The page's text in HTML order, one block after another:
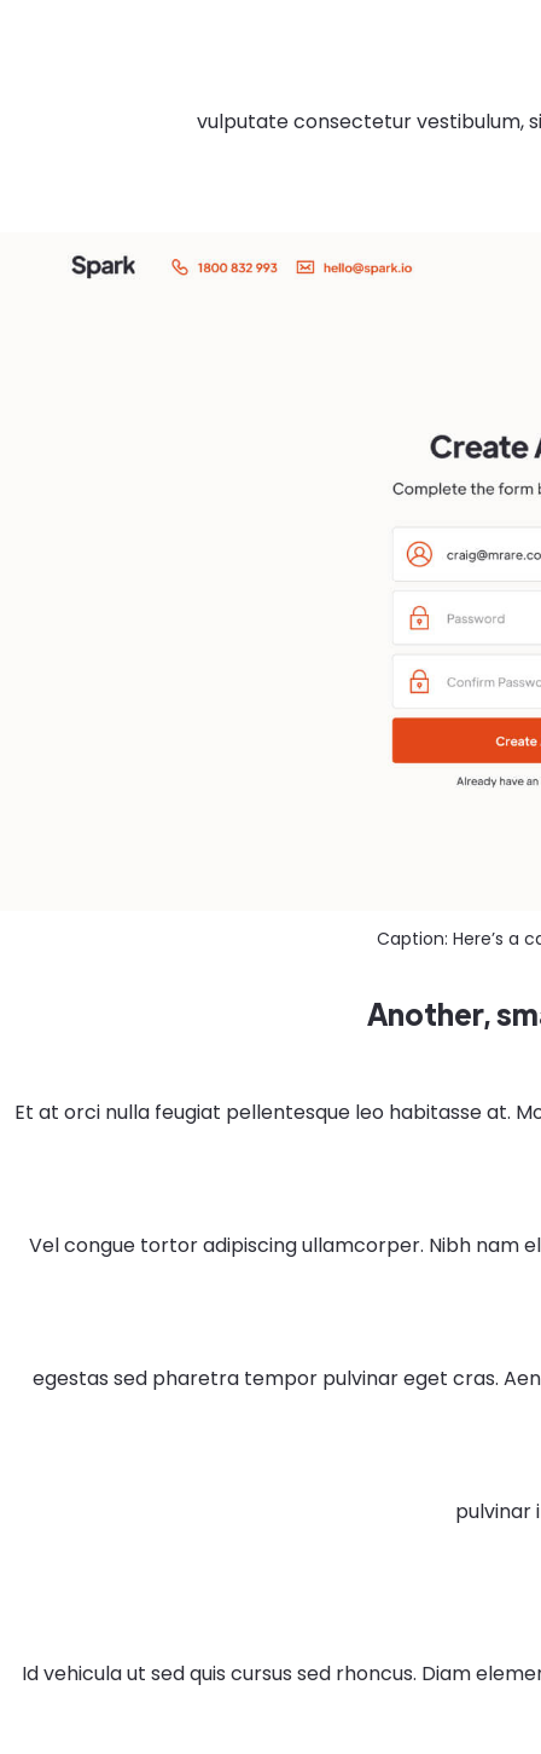
vulputate consectetur vestibulum,
Caption: Here’s a
Another,
Et at orci nulla feugiat pellentesque leo habitasse at.
Vel congue tortor adipiscing ullamcorper. Nibh nam
egestas sed pharetra tempor pulvinar eget cras.
pulvinar
Id vehicula ut sed quis cursus sed rhoncus. Diam